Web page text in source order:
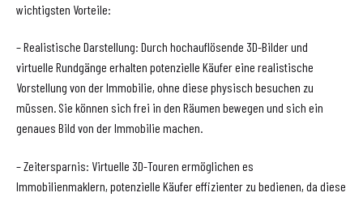
wichtigsten Vorteile:
– Realistische Darstellung: Durch hochauflösende 3D-Bilder und
virtuelle Rundgänge erhalten potenzielle Käufer eine realistische
Vorstellung von der Immobilie, ohne diese physisch besuchen zu
müssen. Sie können sich frei in den Räumen bewegen und sich ein
genaues Bild von der Immobilie machen.
– Zeitersparnis: Virtuelle 3D-Touren ermöglichen es
Immobilienmaklern, potenzielle Käufer effizienter zu bedienen, da diese